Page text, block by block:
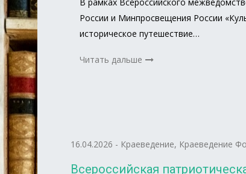
России и Минпросвещения России
историческое путешествие…
Читать дальше
16.04.2026 - Краеведение, Краеведение
Всероссийская